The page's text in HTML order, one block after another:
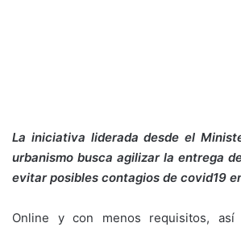
La iniciativa liderada desde el
urbanismo busca agilizar la entrega
evitar posibles contagios de covid19
Online y con menos requisitos,